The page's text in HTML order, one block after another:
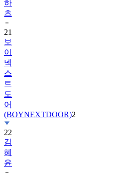
21
보
이
넥
스
트
도
어
(BOYNEXTDOOR)
22
김
혜
윤
23
에